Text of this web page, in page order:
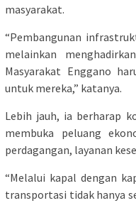
masyarakat.
“Pembangunan
melainkan
Masyarakat Enggano
untuk mereka,” katanya.
Lebih jauh, ia berharap
membuka peluang
perdagangan, layanan
“Melalui kapal dengan
transportasi tidak hanya